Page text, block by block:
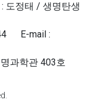
도정태 / 생명탄생
E-mail :
명과학관 403호